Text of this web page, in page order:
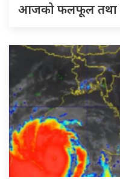
आजको फलफूल तथा